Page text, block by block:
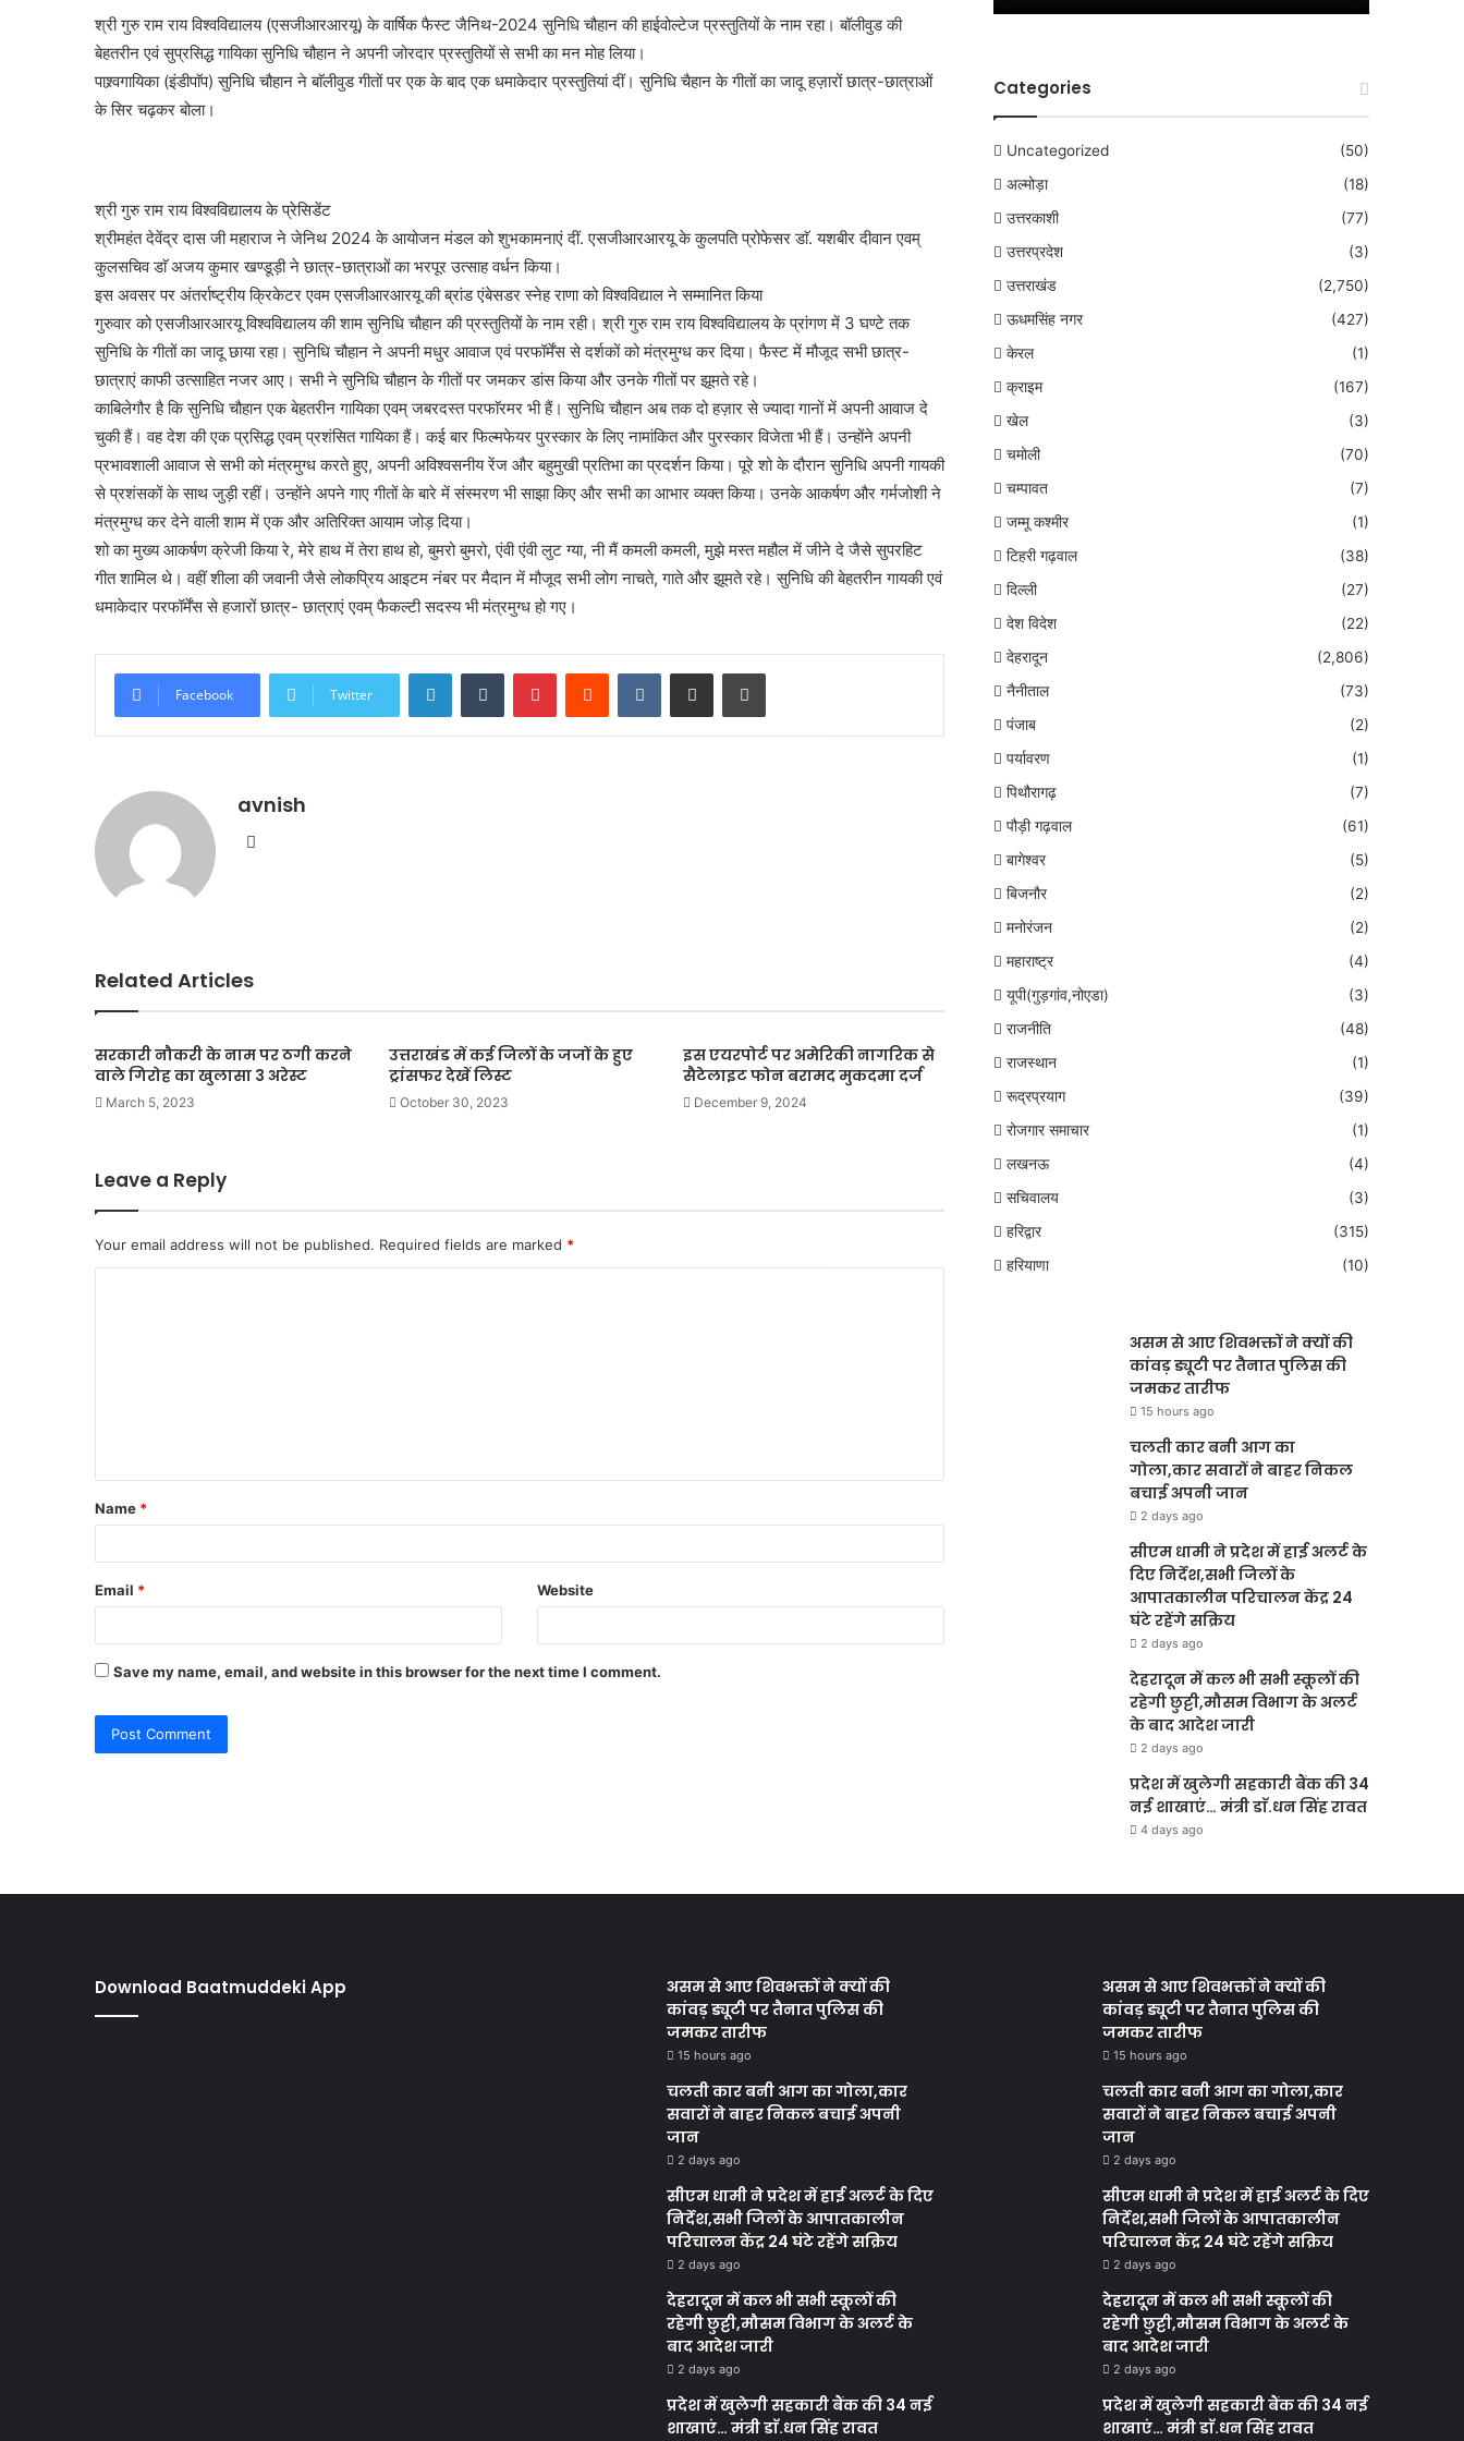
श्री गुरु राम राय विश्वविद्यालय (एसजीआरआरयू) के वार्षिक फैस्ट जैनिथ-2024 सुनिधि चौहान की हाईवोल्टेज प्रस्तुतियों के नाम रहा। बॉलीवुड की
बेहतरीन एवं सुप्रसिद्ध गायिका सुनिधि चौहान ने अपनी जोरदार प्रस्तुतियों से सभी का मन मोह लिया।
पाश्र्वगायिका (इंडीपाॅप) सुनिधि चौहान ने बाॅलीवुड गीतों पर एक के बाद एक धमाकेदार प्रस्तुतियां दीं। सुनिधि चैहान के गीतों का जादू हज़ारों छात्र-छात्राओं
के सिर चढ़कर बोला।
श्री गुरु राम राय विश्वविद्यालय के प्रेसिडेंट
श्रीमहंत देवेंद्र दास जी महाराज ने जेनिथ 2024 के आयोजन मंडल को शुभकामनाएं दीं. एसजीआरआरयू के कुलपति प्रोफेसर डाॅ. यशबीर दीवान एवम्
कुलसचिव डाॅ अजय कुमार खण्डूड़ी ने छात्र-छात्राओं का भरपूर उत्साह वर्धन किया।
इस अवसर पर अंतर्राष्ट्रीय क्रिकेटर एवम एसजीआरआरयू की ब्रांड एंबेसडर स्नेह राणा को विश्वविद्याल ने सम्मानित किया
गुरुवार को एसजीआरआरयू विश्वविद्यालय की शाम सुनिधि चौहान की प्रस्तुतियों के नाम रही। श्री गुरु राम राय विश्वविद्यालय के प्रांगण में 3 घण्टे तक
सुनिधि के गीतों का जादू छाया रहा। सुनिधि चौहान ने अपनी मधुर आवाज एवं परफॉर्मेंस से दर्शकों को मंत्रमुग्ध कर दिया। फैस्ट में मौजूद सभी छात्र-
छात्राएं काफी उत्साहित नजर आए। सभी ने सुनिधि चौहान के गीतों पर जमकर डांस किया और उनके गीतों पर झूमते रहे।
काबिलेगौर है कि सुनिधि चौहान एक बेहतरीन गायिका एवम् जबरदस्त परफाॅरमर भी हैं। सुनिधि चौहान अब तक दो हज़ार से ज्यादा गानों में अपनी आवाज दे
चुकी हैं। वह देश की एक प्रसि़द्ध एवम् प्रशंसित गायिका हैं। कई बार फिल्मफेयर पुरस्कार के लिए नामांकित और पुरस्कार विजेता भी हैं। उन्होंने अपनी
प्रभावशाली आवाज से सभी को मंत्रमुग्ध करते हुए, अपनी अविश्वसनीय रेंज और बहुमुखी प्रतिभा का प्रदर्शन किया। पूरे शो के दौरान सुनिधि अपनी गायकी
से प्रशंसकों के साथ जुड़ी रहीं। उन्होंने अपने गाए गीतों के बारे में संस्मरण भी साझा किए और सभी का आभार व्यक्त किया। उनके आकर्षण और गर्मजोशी ने
मंत्रमुग्ध कर देने वाली शाम में एक और अतिरिक्त आयाम जोड़ दिया।
शो का मुख्य आकर्षण क्रेजी किया रे, मेरे हाथ में तेरा हाथ हो, बुमरो बुमरो, एंवी एंवी लुट ग्या, नी मैं कमली कमली, मुझे मस्त महौल में जीने दे जैसे सुपरहिट
गीत शामिल थे। वहीं शीला की जवानी जैसे लोकप्रिय आइटम नंबर पर मैदान में मौजूद सभी लोग नाचते, गाते और झूमते रहे। सुनिधि की बेहतरीन गायकी एवं
धमाकेदार परफॉर्मेंस से हजारों छात्र- छात्राएं एवम् फैकल्टी सदस्य भी मंत्रमुग्ध हो गए।
Facebook Twitter
LinkedInTumblr PinterestReddit VKontakteShare via Email Print
avnish
Related Articles
सरकारी नौकरी के नाम पर ठगी करने
वाले गिरोह का खुलासा 3 अरेस्ट
March 5, 2023
उत्तराखंड में कई जिलों के जजों के हुए
ट्रांसफर देखें लिस्ट
October 30, 2023
इस एयरपोर्ट पर अमेरिकी नागरिक से
सैटेलाइट फोन बरामद मुकदमा दर्ज
December 9, 2024
Leave a Reply
Your email address will not be published. Required fields are marked *
t
*
Name *
Email * Website
Save my name, email, and website in this browser for the next time I comment.
Categories
Uncategorized
(50)
अल्मोड़ा
(18)
उत्तरकाशी
(77)
उत्तरप्रदेश
(3)
उत्तराखंड
(2,750)
ऊधमसिंह नगर
(427)
केरल
(1)
क्राइम
(167)
खेल
(3)
चमोली
(70)
चम्पावत
(7)
जम्मू कश्मीर
(1)
टिहरी गढ़वाल
(38)
दिल्ली
(27)
देश विदेश
(22)
देहरादून
(2,806)
नैनीताल
(73)
पंजाब
(2)
पर्यावरण
(1)
पिथौरागढ़
(7)
पौड़ी गढ़वाल
(61)
बागेश्वर
(5)
बिजनौर
(2)
मनोरंजन
(2)
महाराष्ट्र
(4)
यूपी(गुड़गांव,नोएडा)
(3)
राजनीति
(48)
राजस्थान
(1)
रूद्रप्रयाग
(39)
रोजगार समाचार
(1)
लखनऊ
(4)
सचिवालय
(3)
हरिद्वार
(315)
हरियाणा
(10)
असम से आए शिवभक्तों ने क्यों की
कांवड़ ड्यूटी पर तैनात पुलिस की
जमकर तारीफ
15 hours ago
चलती कार बनी आग का
गोला,कार सवारों ने बाहर निकल
बचाई अपनी जान
2 days ago
सीएम धामी ने प्रदेश में हाई अलर्ट के
दिए निर्देश,सभी जिलों के
आपातकालीन परिचालन केंद्र 24
घंटे रहेंगे सक्रिय
2 days ago
देहरादून में कल भी सभी स्कूलों की
रहेगी छुट्टी,मौसम विभाग के अलर्ट
के बाद आदेश जारी
2 days ago
प्रदेश में खुलेगी सहकारी बैंक की 34
नई शाखाएं… मंत्री डाॅ.धन सिंह रावत
4 days ago
Download Baatmuddeki App
असम से आए शिवभक्तों ने क्यों की
कांवड़ ड्यूटी पर तैनात पुलिस की
जमकर तारीफ
15 hours ago
चलती कार बनी आग का गोला,कार
सवारों ने बाहर निकल बचाई अपनी
जान
2 days ago
सीएम धामी ने प्रदेश में हाई अलर्ट के दिए
निर्देश,सभी जिलों के आपातकालीन
परिचालन केंद्र 24 घंटे रहेंगे सक्रिय
2 days ago
देहरादून में कल भी सभी स्कूलों की
रहेगी छुट्टी,मौसम विभाग के अलर्ट के
बाद आदेश जारी
2 days ago
प्रदेश में खुलेगी सहकारी बैंक की 34 नई
शाखाएं… मंत्री डाॅ.धन सिंह रावत
असम से आए शिवभक्तों ने क्यों की
कांवड़ ड्यूटी पर तैनात पुलिस की
जमकर तारीफ
15 hours ago
चलती कार बनी आग का गोला,कार
सवारों ने बाहर निकल बचाई अपनी
जान
2 days ago
सीएम धामी ने प्रदेश में हाई अलर्ट के दिए
निर्देश,सभी जिलों के आपातकालीन
परिचालन केंद्र 24 घंटे रहेंगे सक्रिय
2 days ago
देहरादून में कल भी सभी स्कूलों की
रहेगी छुट्टी,मौसम विभाग के अलर्ट के
बाद आदेश जारी
2 days ago
प्रदेश में खुलेगी सहकारी बैंक की 34 नई
शाखाएं… मंत्री डाॅ.धन सिंह रावत